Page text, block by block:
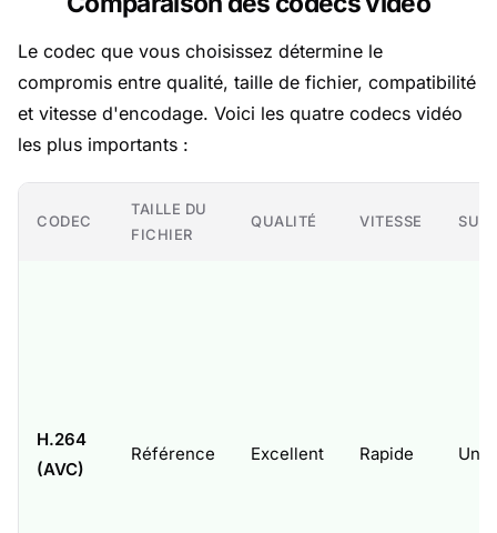
Le codec que vous choisissez détermine le
compromis entre qualité, taille de fichier, compatibilité
et vitesse d'encodage. Voici les quatre codecs vidéo
les plus importants :
CODEC
TAILLE DU
FICHIER
QUALITÉ VITESSE
H.264
(AVC)
Référence Excellent Rapide